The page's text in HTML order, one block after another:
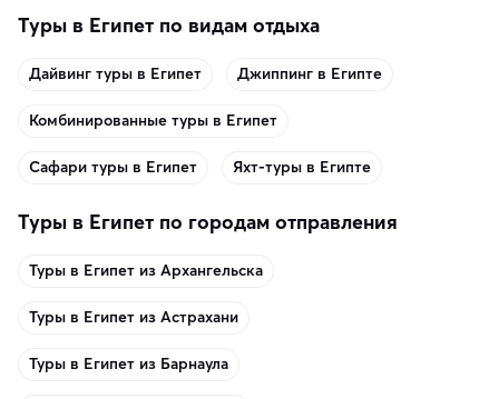
Туры в Египет по видам отдыха
Дайвинг туры в Египет Джиппинг в Египте
Комбинированные туры в Египет
Сафари туры в Египет Яхт-туры в Египте
Туры в Египет по городам отправления
Туры в Египет из Архангельска
Туры в Египет из Астрахани
Туры в Египет из Барнаула